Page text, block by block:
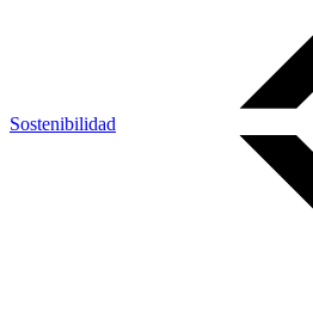
Sostenibilidad